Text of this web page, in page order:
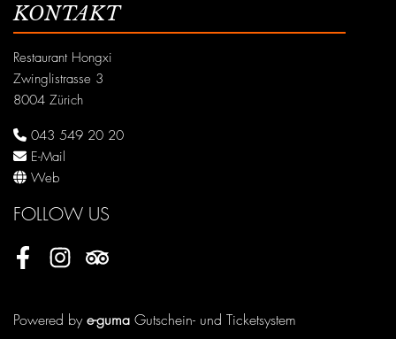
KONTAKT
Restaurant Hongxi
Zwinglistrasse 3
8004 Zürich
043 549 20 20
E-Mail
Web
FOLLOW US
FacebookInstagramTripadvisor
Powered bye-guma Gutschein- und Ticketsystem